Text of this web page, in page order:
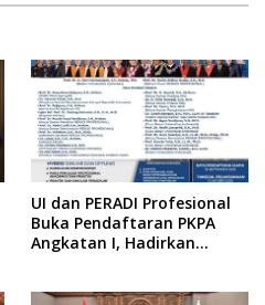
UI dan PERADI Profesional
Buka Pendaftaran PKPA
Angkatan I, Hadirkan